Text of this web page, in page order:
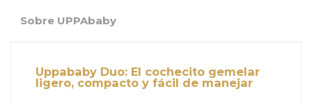
Sobre UPPAbaby
Uppababy Duo: El cochecito gemelar
ligero, compacto y fácil de manejar